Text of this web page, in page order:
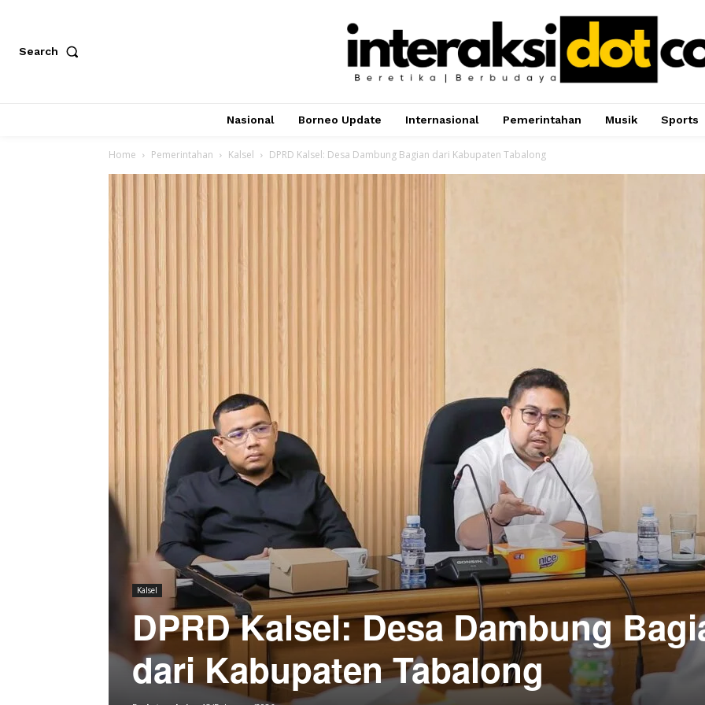
Search
Nasional Borneo Update Internasional Pemerintahan Musik Sports
Home Pemerintahan Kalsel DPRD Kalsel: Desa Dambung Bagian dari Kabupaten Tabalong
Kalsel
DPRD Kalsel: Desa Dambung
dari Kabupaten Tabalong